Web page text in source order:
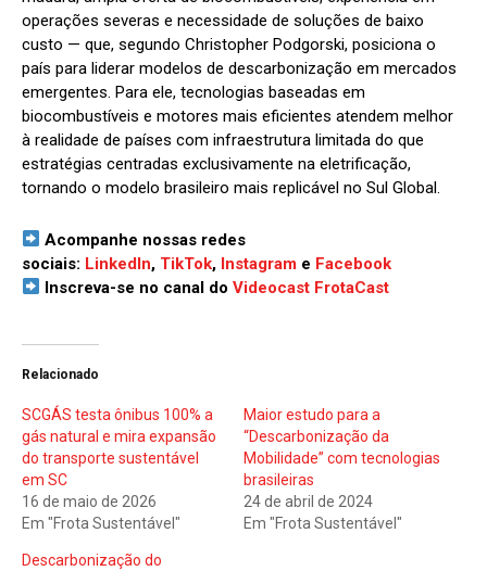
operações severas e necessidade de soluções de baixo
custo — que, segundo Christopher Podgorski, posiciona o
país para liderar modelos de descarbonização em mercados
emergentes. Para ele, tecnologias baseadas em
biocombustíveis e motores mais eficientes atendem melhor
à realidade de países com infraestrutura limitada do que
estratégias centradas exclusivamente na eletrificação,
tornando o modelo brasileiro mais replicável no Sul Global.
Acompanhe nossas redes
sociais: LinkedIn, TikTok, Instagram e Facebook
Inscreva-se no canal doVideocast FrotaCast
Relacionado
SCGÁS testa ônibus 100% a
gás natural e mira expansão
do transporte sustentável
em SC
16 de maio de 2026
Em "Frota Sustentável"
Maior estudo para a
“Descarbonização da
Mobilidade” com tecnologias
brasileiras
24 de abril de 2024
Em "Frota Sustentável"
Descarbonização do